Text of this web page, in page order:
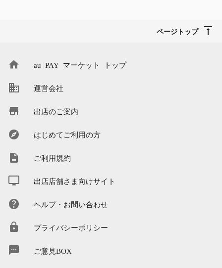
ページトップ
au PAY マーケット トップ
運営会社
出店のご案内
はじめてご利用の方
ご利用規約
出店店舗さま向けサイト
ヘルプ・お問い合わせ
プライバシーポリシー
ご意見BOX